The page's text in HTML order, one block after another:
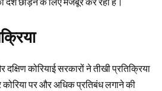
दक्षिण कोरियाई सरकारों ने तीखी प्रतिक्रिया
कोरिया पर और अधिक प्रतिबंध लगाने की